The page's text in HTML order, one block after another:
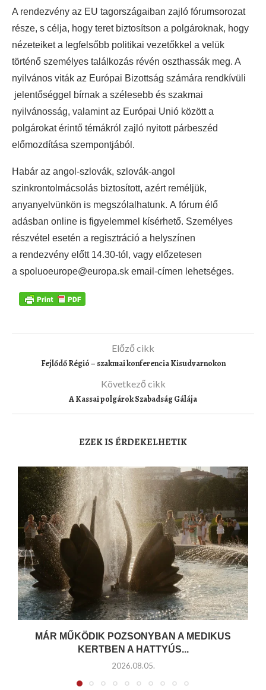
A rendezvény az EU tagországaiban zajló fórumsorozat
része, s célja, hogy teret biztosítson a polgároknak, hogy
nézeteiket a legfelsőbb politikai vezetőkkel a velük
történő személyes találkozás révén oszthassák meg. A
nyilvános viták az Európai Bizottság számára rendkívüli
jelentőséggel bírnak a szélesebb és szakmai
nyilvánosság, valamint az Európai Unió között a
polgárokat érintő témákról zajló nyitott párbeszéd
előmozdítása szempontjából.
Habár az angol-szlovák, szlovák-angol
szinkrontolmácsolás biztosított, azért reméljük,
anyanyelvünkön is megszólalhatunk. A fórum élő
adásban online is figyelemmel kísérhető. Személyes
részvétel esetén a regisztráció a helyszínen
a rendezvény előtt 14.30-tól, vagy előzetesen
a spoluoeurope@europa.sk email-címen lehetséges.
Előző cikk
Fejlődő Régió – szakmai konferencia Kisudvarnokon
Következő cikk
A Kassai polgárok Szabadság Gálája
EZEK IS ÉRDEKELHETIK
MÁR MŰKÖDIK POZSONYBAN A MEDIKUS
KERTBEN A HATTYÚS...
2026.08.05.